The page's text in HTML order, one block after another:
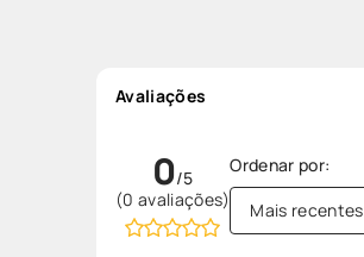
Avaliações
0
(0 avaliações) Mais recentes